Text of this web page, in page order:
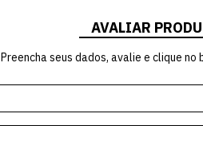
AVALIAR
Preencha seus dados, avalie e clique